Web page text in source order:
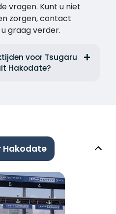
vragen. Kunt u niet
zorgen, contact
graag verder.
voor Tsugaru
Hakodate?
Hakodate